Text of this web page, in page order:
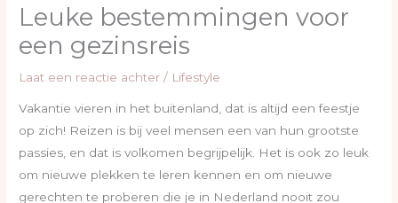
Leuke bestemmingen voor
een gezinsreis
Laat een reactie achter / Lifestyle
Vakantie vieren in het buitenland, dat is altijd een feestje
op zich! Reizen is bij veel mensen een van hun grootste
passies, en dat is volkomen begrijpelijk. Het is ook zo leuk
om nieuwe plekken te leren kennen en om nieuwe
gerechten te proberen die je in Nederland nooit zou